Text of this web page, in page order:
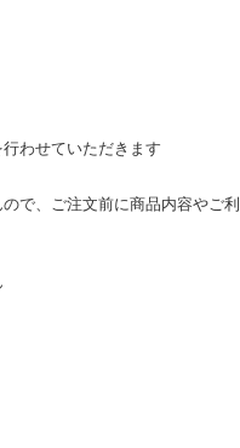
わせていただきます
で、ご注文前に商品内容やご利